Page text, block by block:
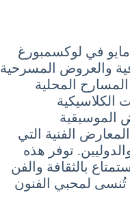
في لوكسمبورغ
والعروض المسرحية
المحلية
الموسيقية
الفنية التي
توفر هذه
بالثقافة والفن
تُنسى لمحبي الفنون